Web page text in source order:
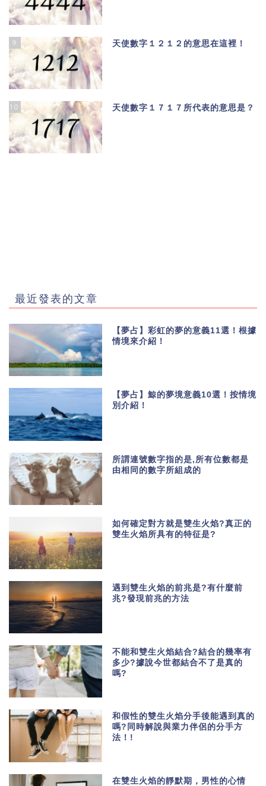
9 天使數字１２１２的意思在這裡！
10 天使數字１７１７所代表的意思是？
最近發表的文章
【夢占】彩虹的夢的意義11選！根據
情境來介紹！
【夢占】鯨的夢境意義10選！按情境
別介紹！
所謂連號數字指的是,所有位數都是
由相同的數字所組成的
如何確定對方就是雙生火焰?真正的
雙生火焰所具有的特征是?
遇到雙生火焰的前兆是?有什麼前
兆?發現前兆的方法
不能和雙生火焰結合?結合的幾率有
多少?據說今世都結合不了是真的
嗎?
和假性的雙生火焰分手後能遇到真的
嗎?同時解說與業力伴侶的分手方
法！!
在雙生火焰的靜默期，男性的心情